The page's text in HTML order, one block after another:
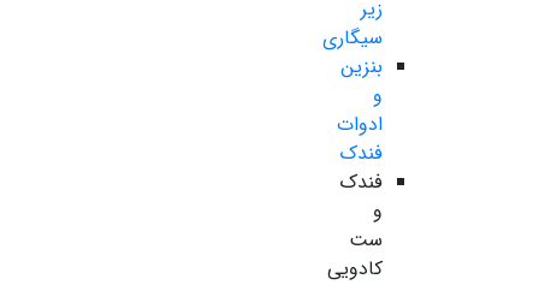
زیر
سیگاری
بنزین
و
ادوات
فندک
فندک
و
ست
کادویی